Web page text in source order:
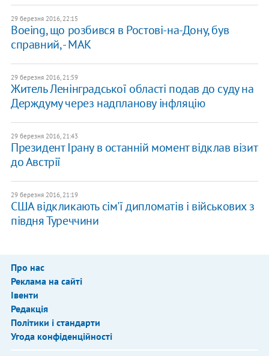
29 березня 2016, 22:15
Boeing, що розбився в Ростові-на-Дону, був
справний, - МАК
29 березня 2016, 21:59
Житель Ленінградської області подав до суду на
Держдуму через надпланову інфляцію
29 березня 2016, 21:43
Президент Ірану в останній момент відклав візит
до Австрії
29 березня 2016, 21:19
США відкликають сім'ї дипломатів і військових з
півдня Туреччини
Про нас
Реклама на сайті
Івенти
Редакція
Політики і стандарти
Угода конфіденційності